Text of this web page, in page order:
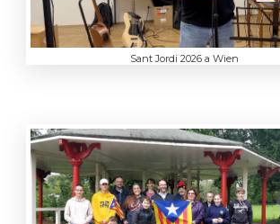
Sant Jordi 2026 a Wien